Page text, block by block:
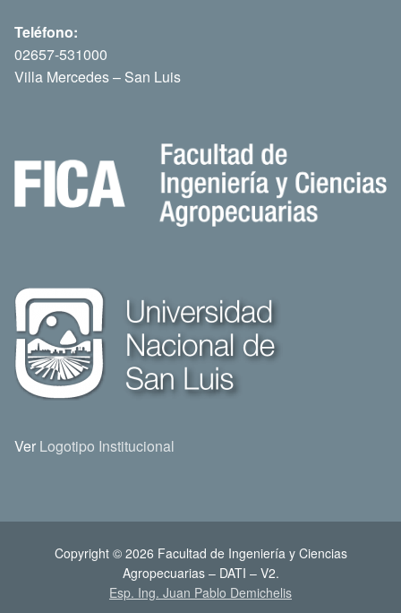
Teléfono:
02657-531000
Villa Mercedes – San Luis
Ver Logotipo Institucional
Copyright © 2026 Facultad de Ingeniería y Ciencias
Agropecuarias – DATI – V2.
Esp. Ing. Juan Pablo Demichelis